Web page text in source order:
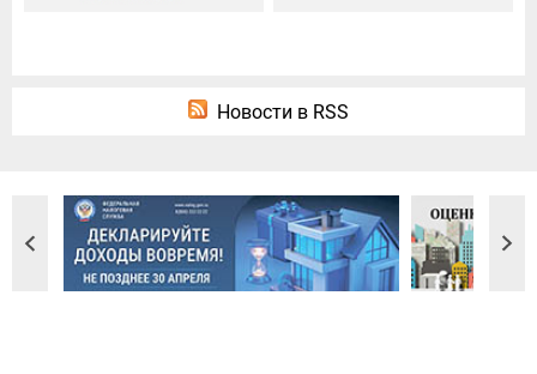
Новости в RSS